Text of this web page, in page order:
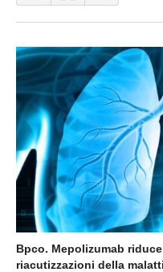
Bpco. Mepolizumab
riacutizzazioni della